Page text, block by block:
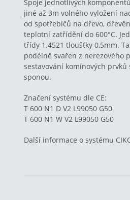
Spoje jednotlivých
jiné až 3m volného vyložení
od spotřebičů na dřevo,
teplotní zatřídění do 600°C.
třídy 1.4521 tloušťky 0,5mm.
podélně svařen z nerezového
sestavování komínových
sponou.
Značení systému dle CE:
T 600 N1 D V2 L99050 G50
T 600 N1 W V2 L99050 G50
Další informace o systému